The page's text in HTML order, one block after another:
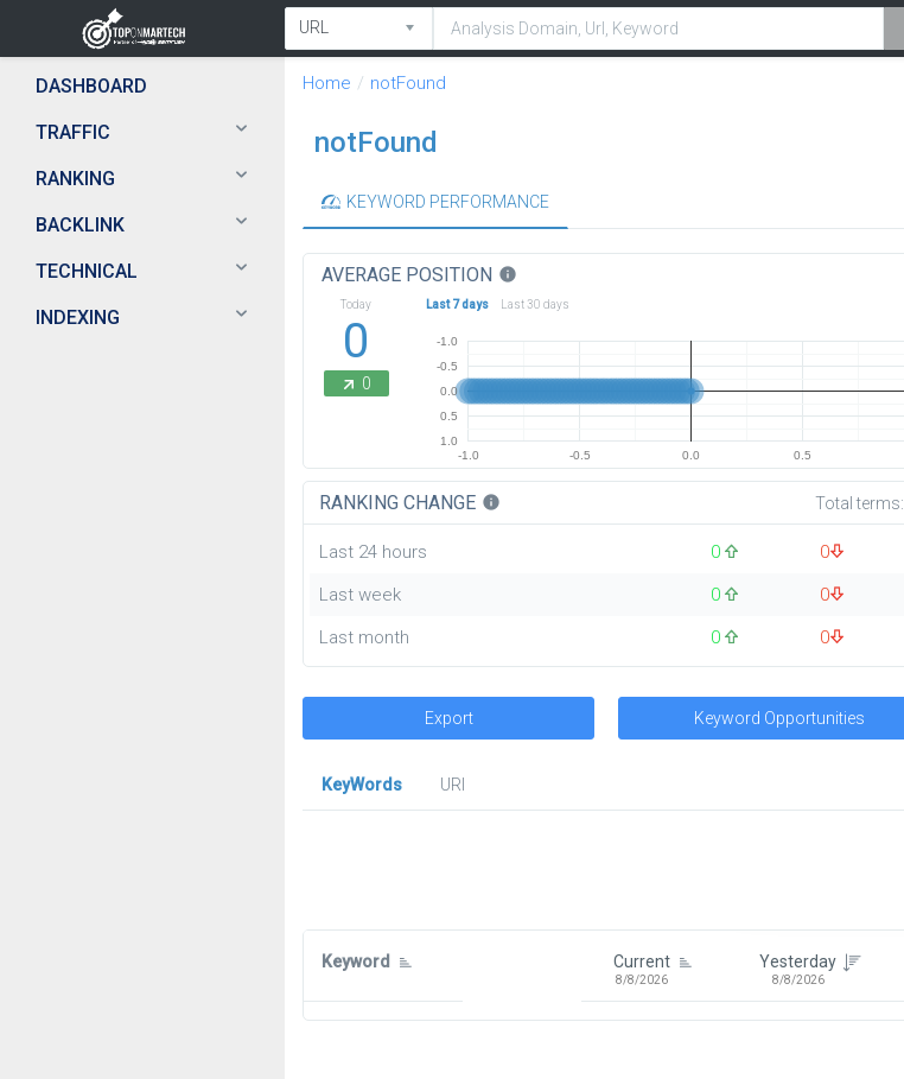
DASHBOARD
TRAFFIC
RANKING
BACKLINK
TECHNICAL
INDEXING
Home notFound
notFound
KEYWORD PERFORMANCE
AVERAGE POSITION info
Today
0
0
Last 7 days Last 30 days
-1.0 -0.5 0.0 0.5
-1.0
-0.5
0.0
0.5
1.0
RANKING CHANGE info Total terms:
Last 24 hours 0 0
Last week
0 0
Last month
0 0
Export Keyword Opportunities
KeyWords
URl
Keyword Current
8/8/2026
Yesterday
8/8/2026